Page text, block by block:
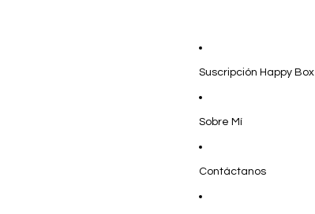
Suscripción Happy Box
Sobre Mí
Contáctanos